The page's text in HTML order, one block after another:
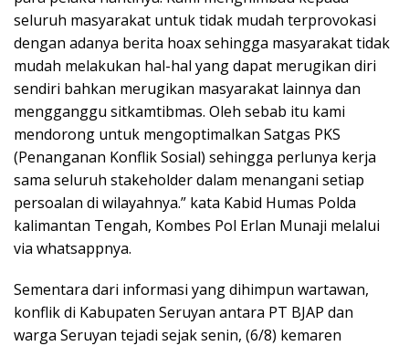
seluruh masyarakat untuk tidak mudah terprovokasi
dengan adanya berita hoax sehingga masyarakat tidak
mudah melakukan hal-hal yang dapat merugikan diri
sendiri bahkan merugikan masyarakat lainnya dan
mengganggu sitkamtibmas. Oleh sebab itu kami
mendorong untuk mengoptimalkan Satgas PKS
(Penanganan Konflik Sosial) sehingga perlunya kerja
sama seluruh stakeholder dalam menangani setiap
persoalan di wilayahnya.” kata Kabid Humas Polda
kalimantan Tengah, Kombes Pol Erlan Munaji melalui
via whatsappnya.
Sementara dari informasi yang dihimpun wartawan,
konflik di Kabupaten Seruyan antara PT BJAP dan
warga Seruyan tejadi sejak senin, (6/8) kemaren